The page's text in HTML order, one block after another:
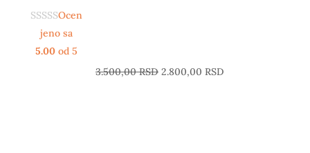
Ocen
jeno sa
5.00 od 5
3.500,00RSD 2.800,00 RSD